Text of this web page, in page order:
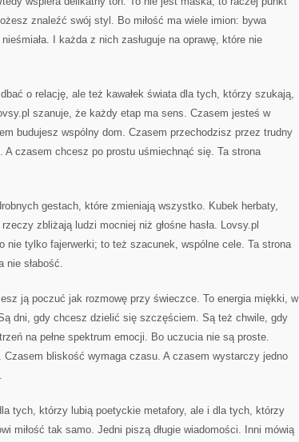
znaleźć swój styl. Bo miłość ma wiele imion: bywa
I każda z nich zasługuje na oprawę, które nie
o relację, ale też kawałek świata dla tych, którzy szukają,
szanuje, że każdy etap ma sens. Czasem jesteś w
budujesz wspólny dom. Czasem przechodzisz przez trudny
A czasem chcesz po prostu uśmiechnąć się. Ta strona
gestach, które zmieniają wszystko. Kubek herbaty,
zbliżają ludzi mocniej niż głośne hasła. Lovsy.pl
nie tylko fajerwerki; to też szacunek, wspólne cele. Ta strona
nie słabość.
ją poczuć jak rozmowę przy świeczce. To energia miękki, w
dni, gdy chcesz dzielić się szczęściem. Są też chwile, gdy
na pełne spektrum emocji. Bo uczucia nie są proste.
Czasem bliskość wymaga czasu. A czasem wystarczy jedno
tych, którzy lubią poetyckie metafory, ale i dla tych, którzy
miłość tak samo. Jedni piszą długie wiadomości. Inni mówią